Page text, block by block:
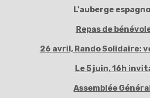
L'auberge
Repas de
26 avril, Rando Solidaire:
Le 5 juin, 16h
Assemblée